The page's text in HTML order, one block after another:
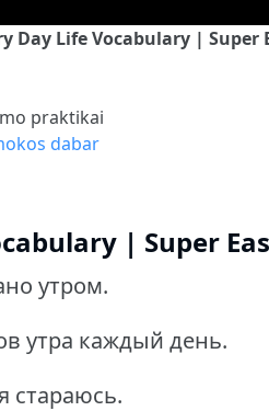
Day Life Vocabulary | Super
praktikai
dabar
| Super
утром.
утра каждый день.
стараюсь.